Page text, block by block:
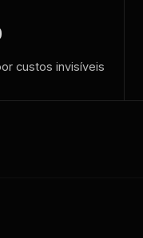
custos invisíveis